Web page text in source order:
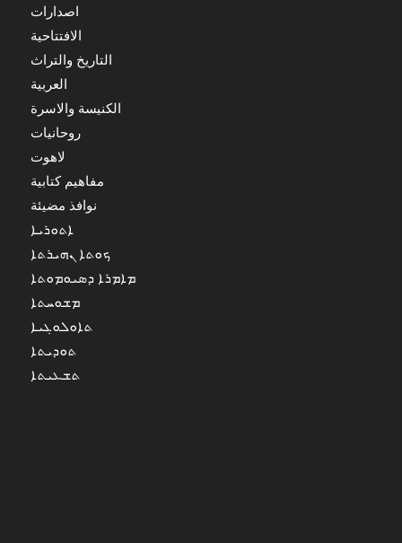
اصدارات
الافتتاحية
التاريخ والتراث
العربية
الكنيسة والاسرة
روحانيات
لاهوت
مفاهيم كتابية
نوافذ مضيئة
ܐܬܘܪܝܐ
ܟܘܬܐ ܢܗܝܪܬܐ
ܡܐܡܪܐ ܕܣܝܘܡܘܬܐ
ܡܫܘܚܬܐ
ܬܐܘܠܘܓܝܐ
ܬܘܕܝܬܐ
ܬܫܥܝܬܐ